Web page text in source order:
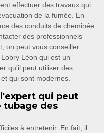
effectuer des travaux qui
de la fumée. En
des conduits de cheminée.
des professionnels
on peut vous conseiller
Léon qui est un
qu'il peut utiliser des
qui sont modernes.
qui peut
tubage des
à entretenir. En fait, il